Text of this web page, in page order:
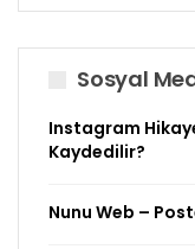
Sosyal
Instagram
Kaydedilir?
Nunu Web –